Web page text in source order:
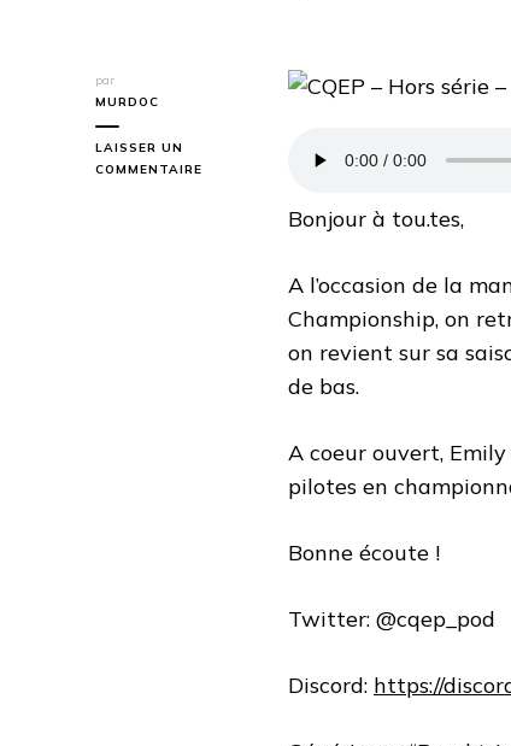
par
MURDOC
LAISSER UN
COMMENTAIRE
Bonjour à tou.tes,
A l’occasion de la
Championship, on
on revient sur sa
de bas.
A coeur ouvert,
pilotes en
Bonne écoute !
Twitter: @cqep_pod
Discord: https://